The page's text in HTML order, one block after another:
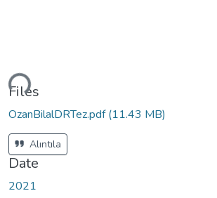
Loading...
Files
OzanBilalDRTez.pdf(11.43 MB)
Alıntıla
Date
2021